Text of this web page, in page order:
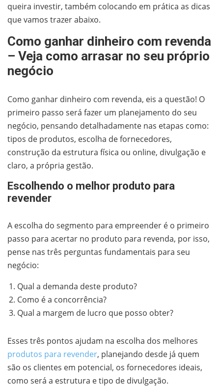
queira investir, também colocando em prática as dicas
que vamos trazer abaixo.
Como ganhar dinheiro com revenda
– Veja como arrasar no seu próprio
negócio
Como ganhar dinheiro com revenda, eis a questão! O
primeiro passo será fazer um planejamento do seu
negócio, pensando detalhadamente nas etapas como:
tipos de produtos, escolha de fornecedores,
construção da estrutura física ou online, divulgação e
claro, a própria gestão.
Escolhendo o melhor produto para
revender
A escolha do segmento para empreender é o primeiro
passo para acertar no produto para revenda, por isso,
pense nas três perguntas fundamentais para seu
negócio:
Qual a demanda deste produto?
Como é a concorrência?
Qual a margem de lucro que posso obter?
Esses três pontos ajudam na escolha dos melhores
produtos para revender, planejando desde já quem
são os clientes em potencial, os fornecedores ideais,
como será a estrutura e tipo de divulgação.